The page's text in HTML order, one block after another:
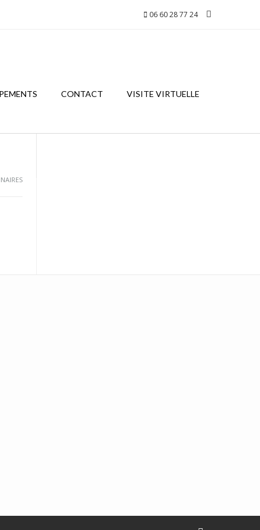
06 60 28 77 24
CONTACT VISITE VIRTUELLE